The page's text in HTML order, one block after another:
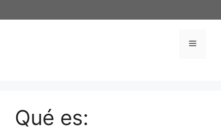
al
Menú
Qué es: